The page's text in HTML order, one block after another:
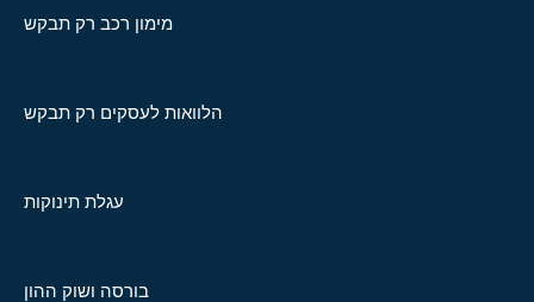
מימון רכב רק תבקש
הלוואות לעסקים רק תבקש
עגלת תינוקות
בורסה ושוק ההון